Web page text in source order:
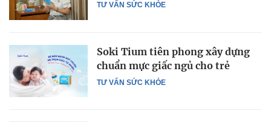
TƯ VẤN SỨC KHỎE
TƯ VẤN SỨC KHỎE
Soki Tium tiên phong xây dựng
chuẩn mực giấc ngủ cho trẻ